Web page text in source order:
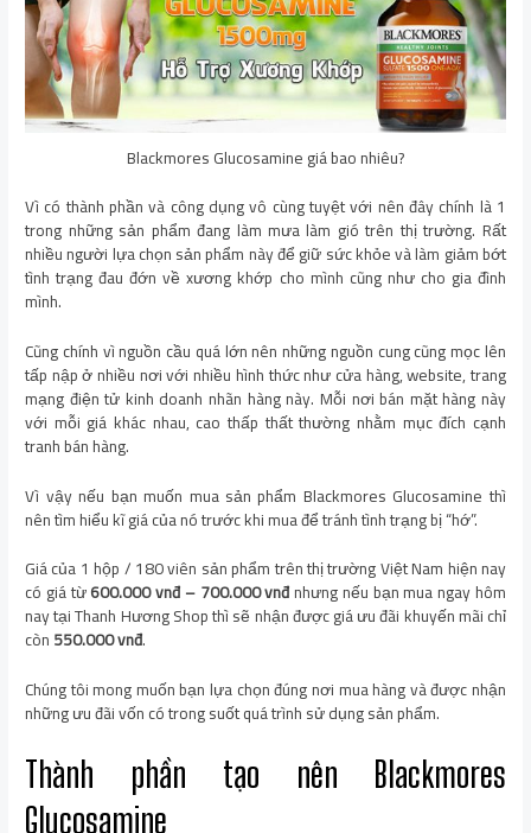
Blackmores Glucosamine giá bao nhiêu?
Vì có thành phần và công dụng vô cùng tuyệt với nên đây chính là 1
trong những sản phẩm đang làm mưa làm gió trên thị trường. Rất
nhiều người lựa chọn sản phẩm này để giữ sức khỏe và làm giảm bớt
tình trạng đau đớn về xương khớp cho mình cũng như cho gia đình
mình.
Cũng chính vì nguồn cầu quá lớn nên những nguồn cung cũng mọc lên
tấp nập ở nhiều nơi với nhiều hình thức như cửa hàng, website, trang
mạng điện tử kinh doanh nhãn hàng này. Mỗi nơi bán mặt hàng này
với mỗi giá khác nhau, cao thấp thất thường nhằm mục đích cạnh
tranh bán hàng.
Vì vậy nếu bạn muốn mua sản phẩm Blackmores Glucosamine thì
nên tìm hiểu kĩ giá của nó trước khi mua để tránh tình trạng bị “hớ”.
Giá của 1 hộp / 180 viên sản phẩm trên thị trường Việt Nam hiện nay
có giá từ600.000 vnđ – 700.000 vnđnhưng nếu bạn mua ngay hôm
nay tại Thanh Hương Shop thì sẽ nhận được giá ưu đãi khuyến mãi chỉ
còn550.000 vnđ.
Chúng tôi mong muốn bạn lựa chọn đúng nơi mua hàng và được nhận
những ưu đãi vốn có trong suốt quá trình sử dụng sản phẩm.
Thành phần tạo nên Blackmores
Glucosamine